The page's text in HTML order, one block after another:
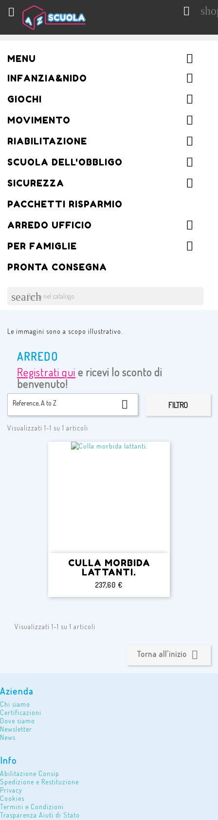
 
MENU
INFANZIA&NIDO
GIOCHI
MOVIMENTO
RIABILITAZIONE
SCUOLA DELL'OBBLIGO
SICUREZZA
PACCHETTI RISPARMIO
ARREDO UFFICIO
PER FAMIGLIE
PRONTA CONSEGNA
search
Le immagini sono a scopo illustrativo.
ARREDO
Registrati qui e ricevi lo sconto di
benvenuto!
Reference, A to Z  FILTRO
Visualizzati 1-1 su 1 articoli
CULLA MORBIDA
LATTANTI.
Prezzo
237,60 €
Visualizzati 1-1 su 1 articoli
Torna all'inizio 
Azienda
Chi siamo
Certificazioni
Dove siamo
Newsletter
News
Info
Abilitazione Consip
Spedizione e Restituzione
Privacy
Cookies
Termini e Condizioni
Trasparenza Aiuti di Stato